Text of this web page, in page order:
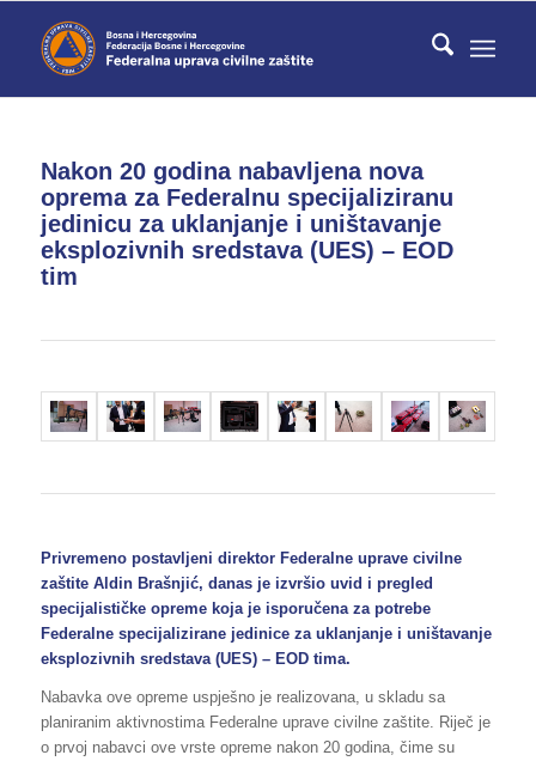
Nakon 20 godina nabavljena nova
oprema za Federalnu specijaliziranu
jedinicu za uklanjanje i uništavanje
eksplozivnih sredstava (UES) – EOD
tim
Privremeno postavljeni direktor Federalne uprave civilne
zaštite Aldin Brašnjić, danas je izvršio uvid i pregled
specijalističke opreme koja je isporučena za potrebe
Federalne specijalizirane jedinice za uklanjanje i uništavanje
eksplozivnih sredstava (UES) – EOD tima.
Nabavka ove opreme uspješno je realizovana, u skladu sa
planiranim aktivnostima Federalne uprave civilne zaštite. Riječ je
o prvoj nabavci ove vrste opreme nakon 20 godina, čime su